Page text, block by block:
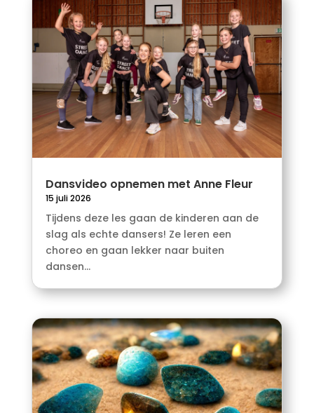
Dansvideo opnemen met Anne Fleur
15 juli 2026
Tijdens deze les gaan de kinderen aan de
slag als echte dansers! Ze leren een
choreo en gaan lekker naar buiten
dansen...